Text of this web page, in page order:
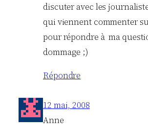
discuter avec les
qui viennent commenter
pour répondre à ma
dommage ;)
Répondre
12 mai, 2008
Anne